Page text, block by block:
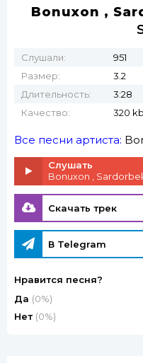
Bonuxon ,
Слушали:
951
Размер:
3.2
Длительность:
3:28
Качество:
320
Все песни артиста:
Слушать
Bonuxon ,
Скачать трек
В Telegram
Нравится песня?
Да (0%)
Нет (0%)